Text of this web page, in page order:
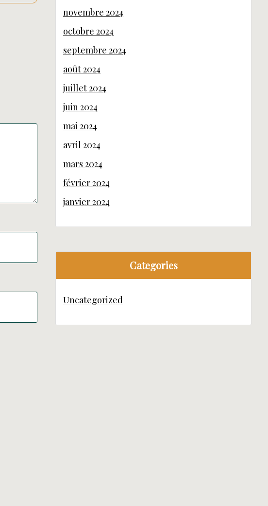
novembre 2024
octobre 2024
septembre 2024
août 2024
juillet 2024
juin 2024
mai 2024
avril 2024
mars 2024
février 2024
janvier 2024
Categories
Uncategorized